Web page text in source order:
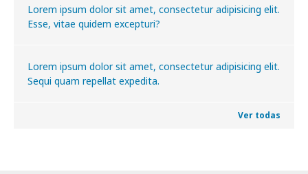
Lorem ipsum dolor sit amet, consectetur adipisicing elit.
Esse, vitae quidem excepturi?
Lorem ipsum dolor sit amet, consectetur adipisicing elit.
Sequi quam repellat expedita.
Ver todas